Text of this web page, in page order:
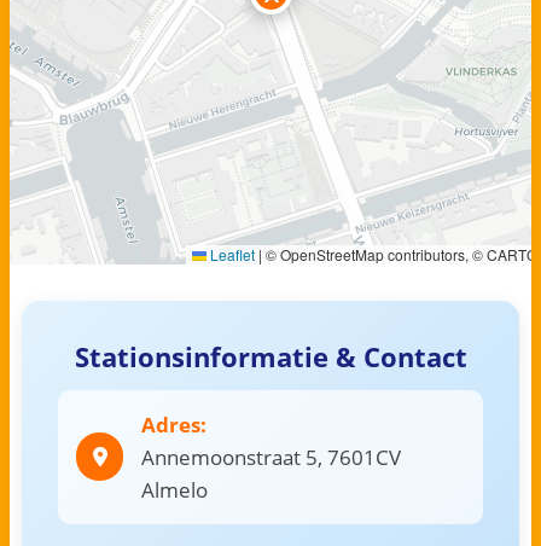
Leaflet | © OpenStreetMap contributors, © CARTO
Stationsinformatie & Contact
Adres:
Annemoonstraat 5, 7601CV
Almelo